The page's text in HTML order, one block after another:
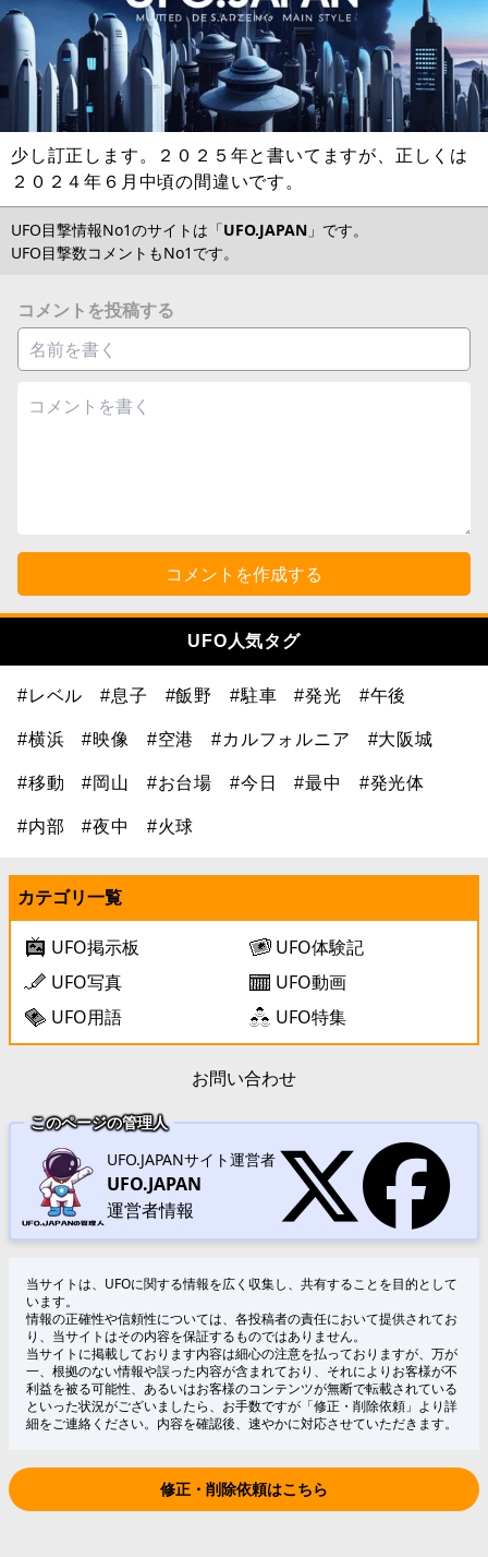
少し訂正します。２０２５年と書いてますが、正しくは
２０２４年６月中頃の間違いです。
UFO目撃情報No1のサイトは「UFO.JAPAN 」です。
UFO目撃数コメントもNo1です。
コメントを投稿する
コメントを作成する
UFO人気タグ
#レベル #息子 #飯野 #駐車 #発光 #午後
#横浜 #映像 #空港 #カルフォルニア #大阪城
#移動 #岡山 #お台場 #今日 #最中 #発光体
#内部 #夜中 #火球
カテゴリ一覧
UFO掲示板
UFO体験記
UFO写真
UFO動画
UFO用語
UFO特集
お問い合わせ
このページの管理人
UFO.JAPANサイト運営者
UFO.JAPAN
運営者情報
当サイトは、UFOに関する情報を広く収集し、共有することを目的として
います。
情報の正確性や信頼性については、各投稿者の責任において提供されてお
り、当サイトはその内容を保証するものではありません。
当サイトに掲載しております内容は細心の注意を払っておりますが、万が
一、根拠のない情報や誤った内容が含まれており、それによりお客様が不
利益を被る可能性、あるいはお客様のコンテンツが無断で転載されている
といった状況がございましたら、お手数ですが「修正・削除依頼」より詳
細をご連絡ください。内容を確認後、速やかに対応させていただきます。
修正・削除依頼はこちら